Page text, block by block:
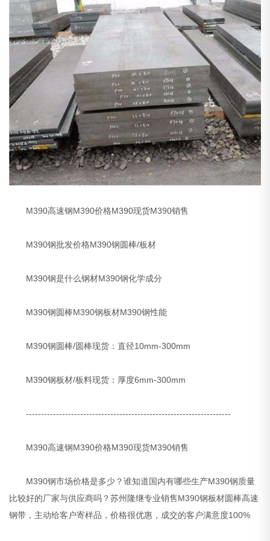
M390高速钢M390价格M390现货M390销售
M390钢批发价格M390钢圆棒/板材
M390钢是什么钢材M390钢化学成分
M390钢圆棒M390钢板材M390钢性能
M390钢圆棒/圆棒现货：直径10mm-300mm
M390钢板材/板料现货：厚度6mm-300mm
--------------------------------------------------------------------
M390高速钢M390价格M390现货M390销售
M390钢市场价格是多少？谁知道国内有哪些生产M390钢质量
比较好的厂家与供应商吗？苏州隆继专业销售M390钢板材圆棒高速
钢带，主动给客户寄样品，价格很优惠，成交的客户满意度100%